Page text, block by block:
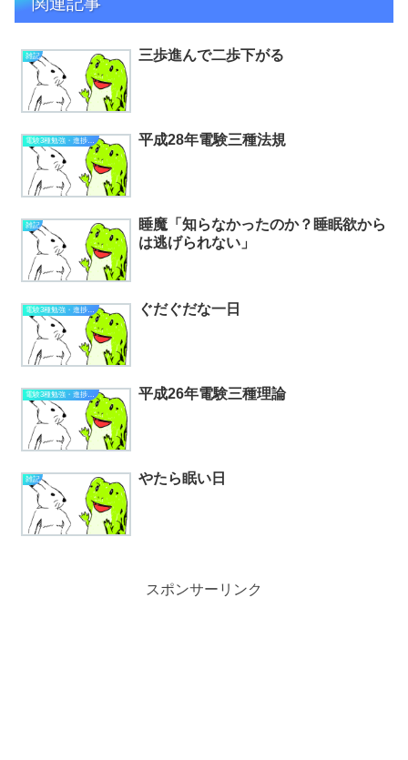
雑記 三歩進んで二歩下がる
電験3種勉強・進捗状況 平成28年電験三種法規
雑記
睡魔「知らなかったのか？睡眠欲から
は逃げられない」
電験3種勉強・進捗状況 ぐだぐだな一日
電験3種勉強・進捗状況 平成26年電験三種理論
雑記 やたら眠い日
スポンサーリンク